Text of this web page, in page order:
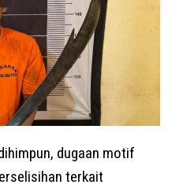
dugaan motif
terkait